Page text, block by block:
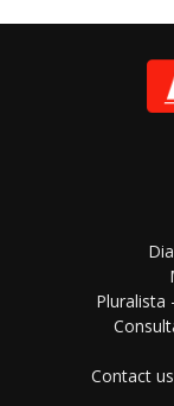
Pluralista
Contact